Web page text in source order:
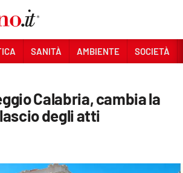
SANITÀ AMBIENTE SOCIETÀ
Calabria, cambia la
degli atti